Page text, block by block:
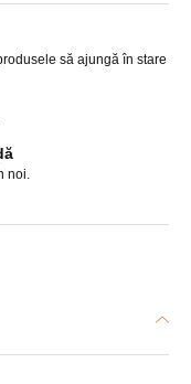
să ajungă în stare
noi.